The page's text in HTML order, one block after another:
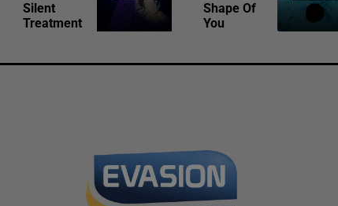
Silent
Treatment
Shape Of
You